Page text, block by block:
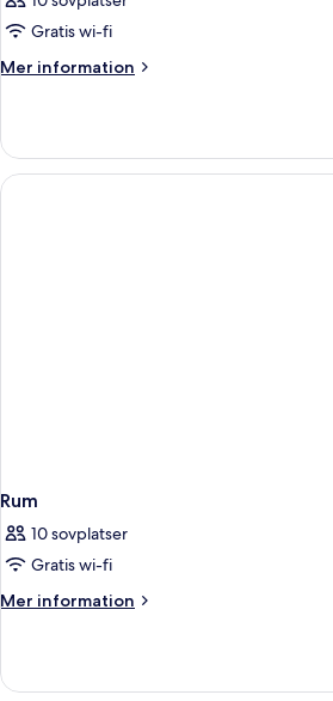
Gratis wi-fi
Mer information
Mer
Rum
10 sovplatser
Gratis wi-fi
Mer information
Mer